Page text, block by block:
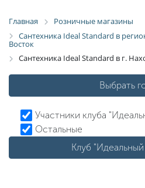
Главная
Розничные магазины
Сантехника Ideal Standard в
Восток
Сантехника Ideal Standard в г.
Выбрать
Участники клуба
Остальные
Клуб